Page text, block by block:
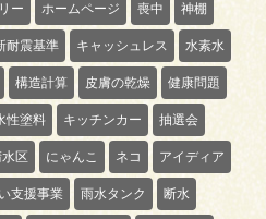
ー ホームページ 喪中 神棚
耐震基準 キャッシュレス 水素水
構造計算 皮膚の乾燥 健康問題
性塗料 キッチンカー 抽選会
区 にゃんこ ネコ アイディア
支援事業 雨水タンク 断水